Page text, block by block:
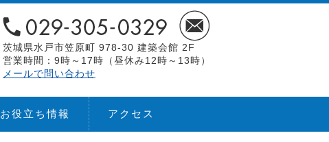
茨城県水戸市笠原町 978-30 建築会館 2F
営業時間：9時～17時（昼休み12時～13時）
メールで問い合わせ
お役立ち情報 アクセス